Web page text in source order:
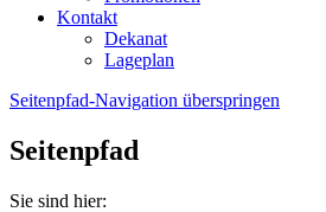
Kontakt
Dekanat
Lageplan
Seitenpfad-Navigation überspringen
Seitenpfad
Sie sind hier: